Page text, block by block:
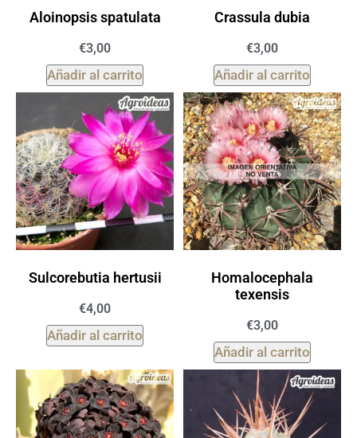
Aloinopsis spatulata
€3,00
Añadir al carrito
Crassula dubia
€3,00
Añadir al carrito
Sulcorebutia hertusii
€4,00
Añadir al carrito
Homalocephala
texensis
€3,00
Añadir al carrito